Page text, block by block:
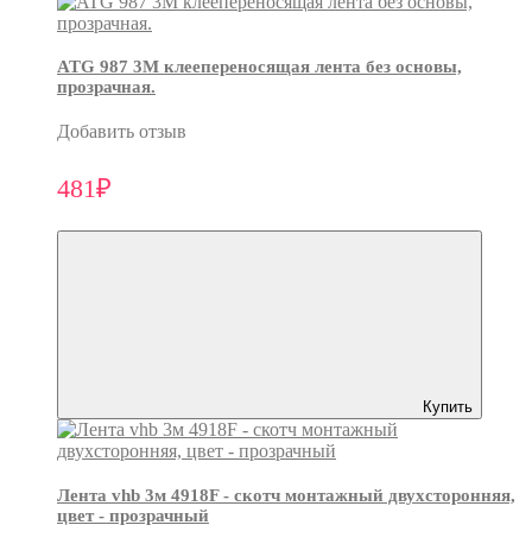
ATG 987 3М клеепереносящая лента без основы,
прозрачная.
Добавить отзыв
481₽
Купить
Лента vhb 3м 4918F - скотч монтажный двухсторонняя,
цвет - прозрачный